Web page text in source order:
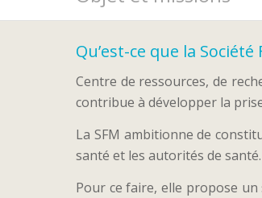
Qu’est-ce que la
Centre de ressources, de
contribue à développer la
La SFM ambitionne de
santé et les autorités de santé.
Pour ce faire, elle propose